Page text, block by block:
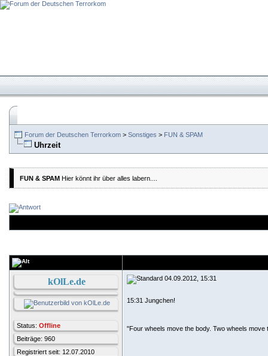
Forum der Deutschen Terrorkom > Sonstiges > FUN & SPAM
Uhrzeit
FUN & SPAM Hier könnt ihr über alles labern....
kOlLe.de
Status: Offline
Beiträge: 960
Registriert seit: 12.07.2010
04.09.2012, 15:31
15:31 Jungchen!
"Four wheels move the body. Two wheels move